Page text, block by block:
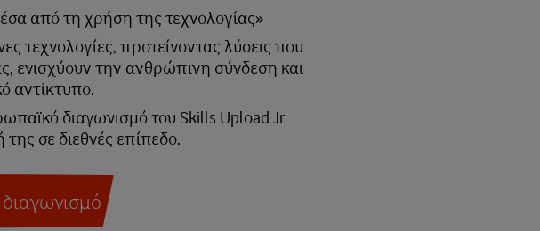
από τη χρήση της τεχνολογίας»
τεχνολογίες, προτείνοντας λύσεις που
ενισχύουν την ανθρώπινη σύνδεση και
αντίκτυπο.
διαγωνισμό του Skills Upload Jr
σε διεθνές επίπεδο.